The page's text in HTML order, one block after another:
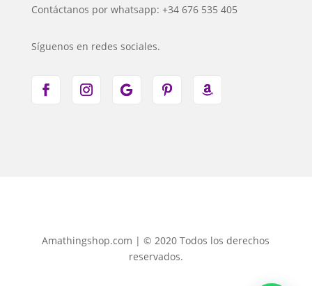
Contáctanos por whatsapp: +34 676 535 405
Síguenos en redes sociales.
Amathingshop.com | © 2020 Todos los derechos
reservados.